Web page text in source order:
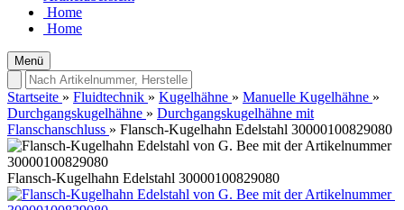
Home
Home
Menü
Startseite » Fluidtechnik » Kugelhähne » Manuelle Kugelhähne »
Durchgangskugelhähne » Durchgangskugelhähne mit
Flanschanschluss » Flansch-Kugelhahn Edelstahl 30000100829080
Flansch-Kugelhahn Edelstahl 30000100829080